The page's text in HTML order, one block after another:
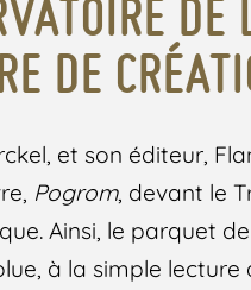
DE
et son éditeur,
Pogrom, devant le
Ainsi, le parquet
à la simple lecture